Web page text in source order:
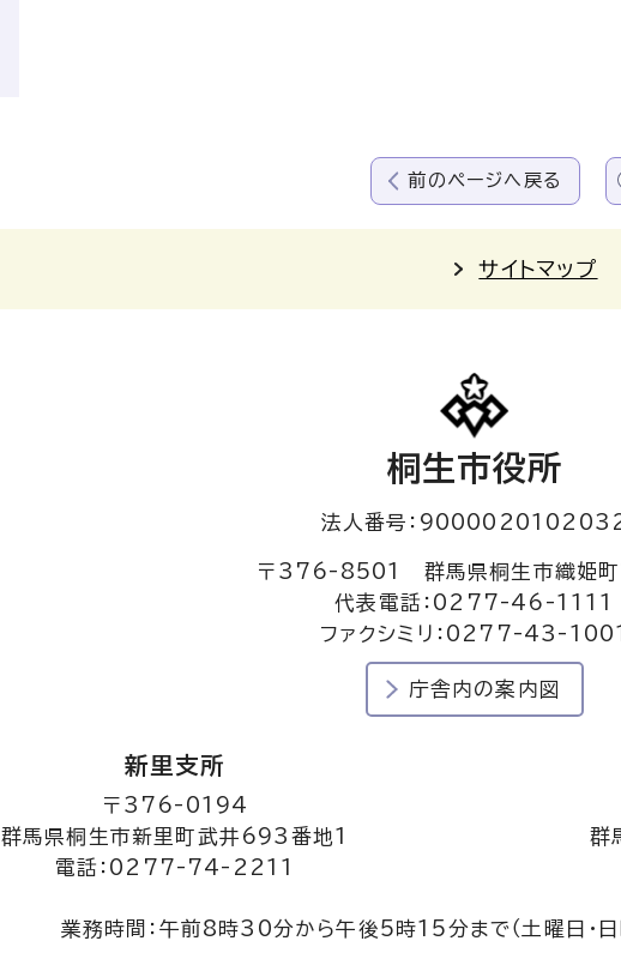
前のページへ戻る
サイトマップ
桐生市役所
法人番号：
〒376-8501 群馬県桐生市織姫町
代表電話：0277-46-1111
ファクシミリ：0277-43-1001
庁舎内の案内図
新里支所
〒376-0194
群馬県桐生市新里町武井693番地1
電話：0277-74-2211
群
業務時間：午前8時30分から午後5時15分まで（土曜日・